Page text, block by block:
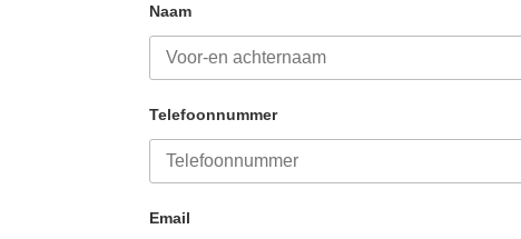
Naam
Telefoonnummer
Email